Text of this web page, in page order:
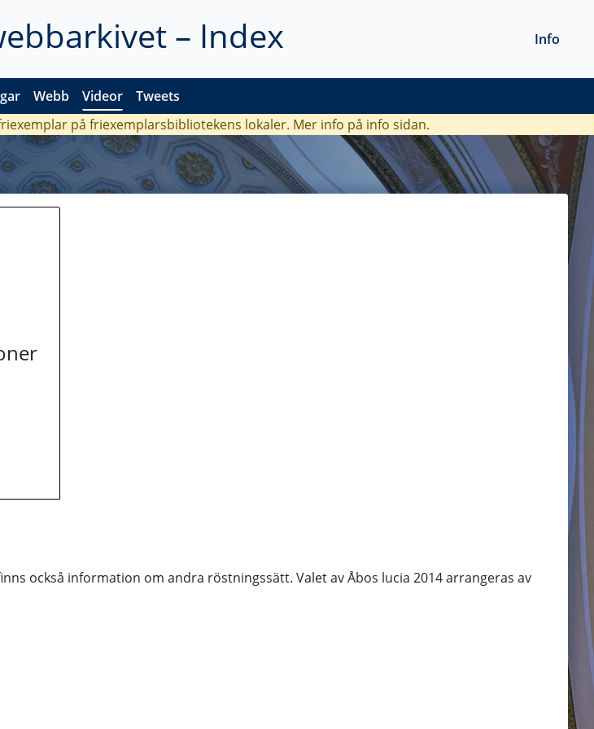
– Index
Webb Videor Tweets
Info
på friexemplarsbibliotekens lokaler. Mer info på info sidan.
också information om andra röstningssätt. Valet av Åbos lucia 2014 arrangeras av